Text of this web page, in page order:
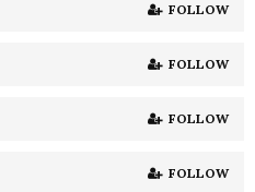
H
FOLLOW
FOLLOW
FOLLOW
FOLLOW